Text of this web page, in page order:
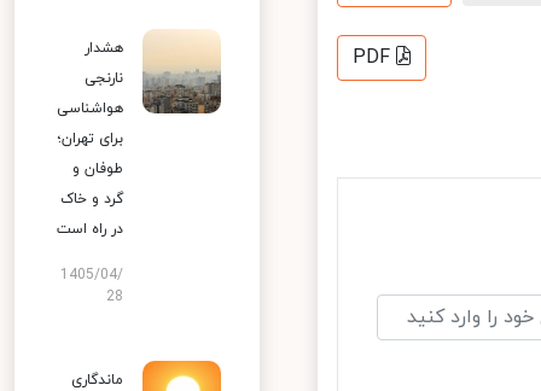
PDF
هشدار
نارنجی
هواشناسی
برای تهران؛
طوفان و
گرد و خاک
در راه است
1405/04/
28
ماندگاری